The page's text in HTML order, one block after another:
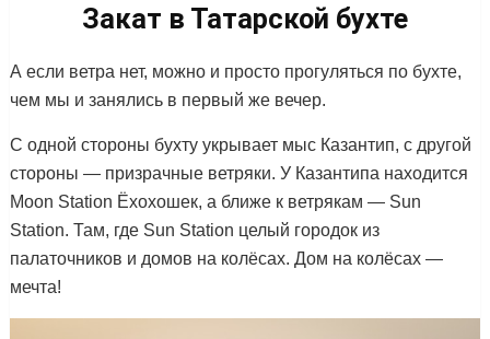
Закат в Татарской бухте
А если ветра нет, можно и просто прогуляться по бухте,
чем мы и занялись в первый же вечер.
С одной стороны бухту укрывает мыс Казантип, с другой
стороны — призрачные ветряки. У Казантипа находится
Moon Station Ёхохошек, а ближе к ветрякам — Sun
Station. Там, где Sun Station целый городок из
палаточников и домов на колёсах. Дом на колёсах —
мечта!